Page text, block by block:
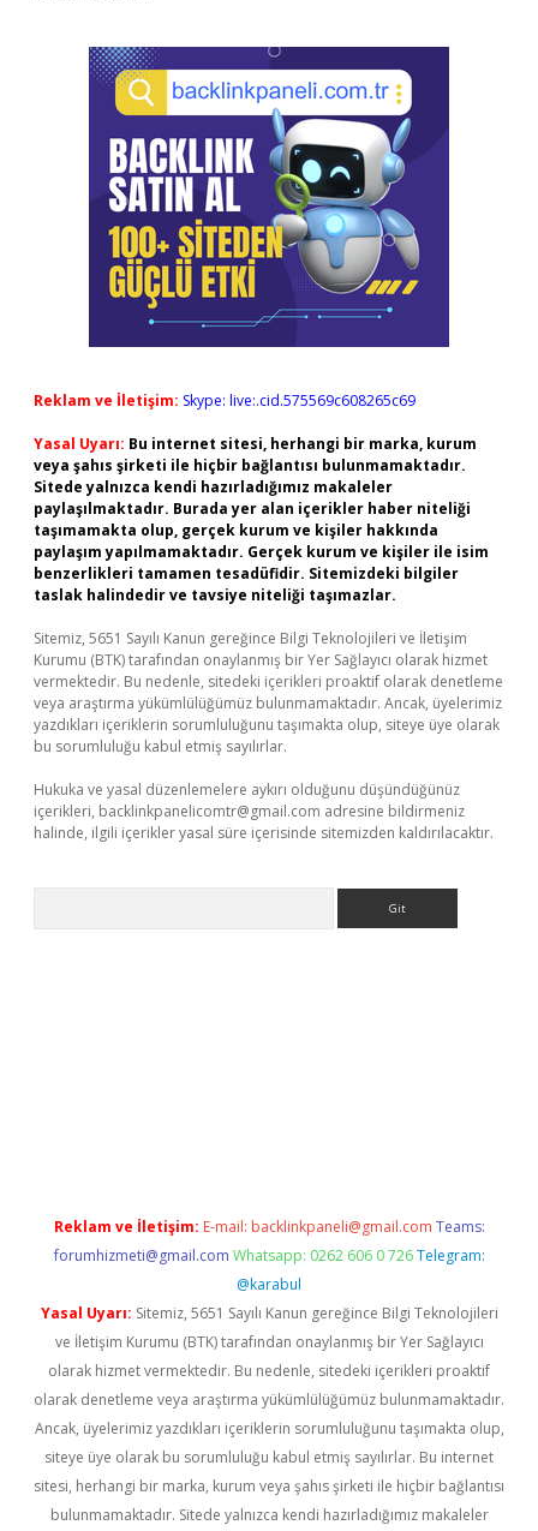
Reklam ve İletişim: Skype: live:.cid.575569c608265c69
Yasal Uyarı: Bu internet sitesi, herhangi bir marka, kurum
veya şahıs şirketi ile hiçbir bağlantısı bulunmamaktadır.
Sitede yalnızca kendi hazırladığımız makaleler
paylaşılmaktadır. Burada yer alan içerikler haber niteliği
taşımamakta olup, gerçek kurum ve kişiler hakkında
paylaşım yapılmamaktadır. Gerçek kurum ve kişiler ile isim
benzerlikleri tamamen tesadüfidir. Sitemizdeki bilgiler
taslak halindedir ve tavsiye niteliği taşımazlar.
Sitemiz, 5651 Sayılı Kanun gereğince Bilgi Teknolojileri ve İletişim
Kurumu (BTK) tarafından onaylanmış bir Yer Sağlayıcı olarak hizmet
vermektedir. Bu nedenle, sitedeki içerikleri proaktif olarak denetleme
veya araştırma yükümlülüğümüz bulunmamaktadır. Ancak, üyelerimiz
yazdıkları içeriklerin sorumluluğunu taşımakta olup, siteye üye olarak
bu sorumluluğu kabul etmiş sayılırlar.
Hukuka ve yasal düzenlemelere aykırı olduğunu düşündüğünüz
içerikleri, backlinkpanelicomtr@gmail.com adresine bildirmeniz
halinde, ilgili içerikler yasal süre içerisinde sitemizden kaldırılacaktır.
Reklam ve İletişim: E-mail: backlinkpaneli@gmail.com Teams:
forumhizmeti@gmail.com Whatsapp: 0262 606 0 726 Telegram:
@karabul
Yasal Uyarı: Sitemiz, 5651 Sayılı Kanun gereğince Bilgi Teknolojileri
ve İletişim Kurumu (BTK) tarafından onaylanmış bir Yer Sağlayıcı
olarak hizmet vermektedir. Bu nedenle, sitedeki içerikleri proaktif
olarak denetleme veya araştırma yükümlülüğümüz bulunmamaktadır.
Ancak, üyelerimiz yazdıkları içeriklerin sorumluluğunu taşımakta olup,
siteye üye olarak bu sorumluluğu kabul etmiş sayılırlar. Bu internet
sitesi, herhangi bir marka, kurum veya şahıs şirketi ile hiçbir bağlantısı
bulunmamaktadır. Sitede yalnızca kendi hazırladığımız makaleler